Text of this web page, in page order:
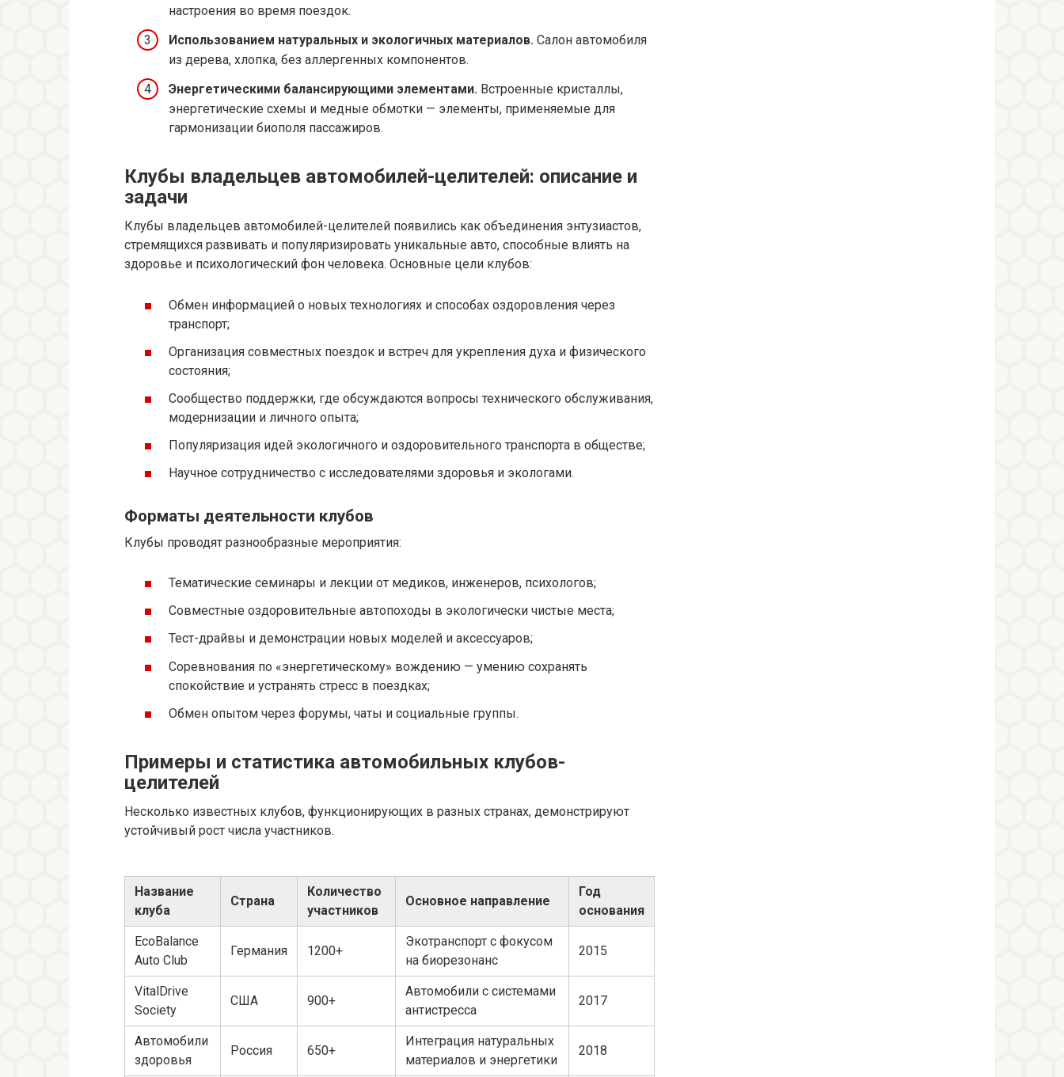
настроения во время поездок.
Использованием натуральных и экологичных материалов. Салон автомобиля
из дерева, хлопка, без аллергенных компонентов.
Энергетическими балансирующими элементами. Встроенные кристаллы,
энергетические схемы и медные обмотки — элементы, применяемые для
гармонизации биополя пассажиров.
Клубы владельцев автомобилей-целителей: описание и
задачи
Клубы владельцев автомобилей-целителей появились как объединения энтузиастов,
стремящихся развивать и популяризировать уникальные авто, способные влиять на
здоровье и психологический фон человека. Основные цели клубов:
Обмен информацией о новых технологиях и способах оздоровления через
транспорт;
Организация совместных поездок и встреч для укрепления духа и физического
состояния;
Сообщество поддержки, где обсуждаются вопросы технического обслуживания,
модернизации и личного опыта;
Популяризация идей экологичного и оздоровительного транспорта в обществе;
Научное сотрудничество с исследователями здоровья и экологами.
Форматы деятельности клубов
Клубы проводят разнообразные мероприятия:
Тематические семинары и лекции от медиков, инженеров, психологов;
Совместные оздоровительные автопоходы в экологически чистые места;
Тест-драйвы и демонстрации новых моделей и аксессуаров;
Соревнования по «энергетическому» вождению — умению сохранять
спокойствие и устранять стресс в поездках;
Обмен опытом через форумы, чаты и социальные группы.
Примеры и статистика автомобильных клубов-
целителей
Несколько известных клубов, функционирующих в разных странах, демонстрируют
устойчивый рост числа участников.
Название
клуба
Страна
Количество
участников
Основное направление
Год
основания
EcoBalance
Auto Club
Германия 1200+
Экотранспорт с фокусом
на биорезонанс
2015
VitalDrive
Society
США 900+
Автомобили с системами
антистресса
2017
Автомобили
здоровья
Россия 650+
Интеграция натуральных
материалов и энергетики
2018